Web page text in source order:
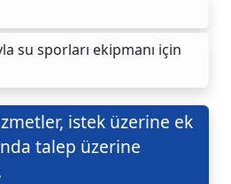
su sporları ekipmanı için
istek üzerine ek
talep üzerine